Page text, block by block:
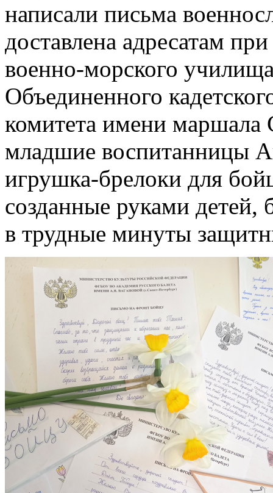
написали письма
доставлена адресатам
военно-морского
Объединенного
комитета имени маршала
младшие воспитанницы
игрушка-брелоки для
созданные руками детей,
в трудные минуты